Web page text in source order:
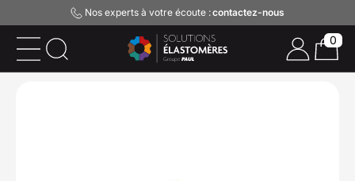
Nos experts à votre écoute :contactez-nous
0